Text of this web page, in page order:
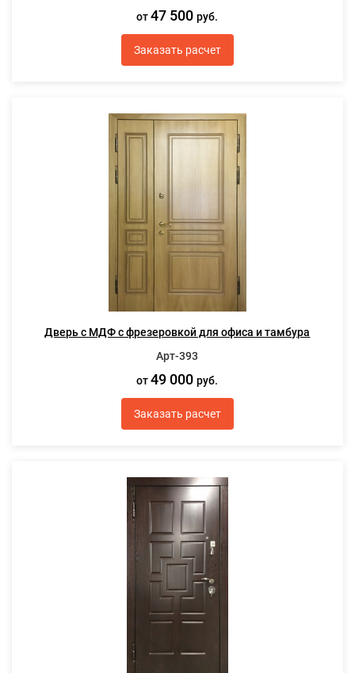
от47 500руб.
Заказать расчет
Дверь с МДФ с фрезеровкой для офиса и тамбура
Арт-393
от49 000руб.
Заказать расчет